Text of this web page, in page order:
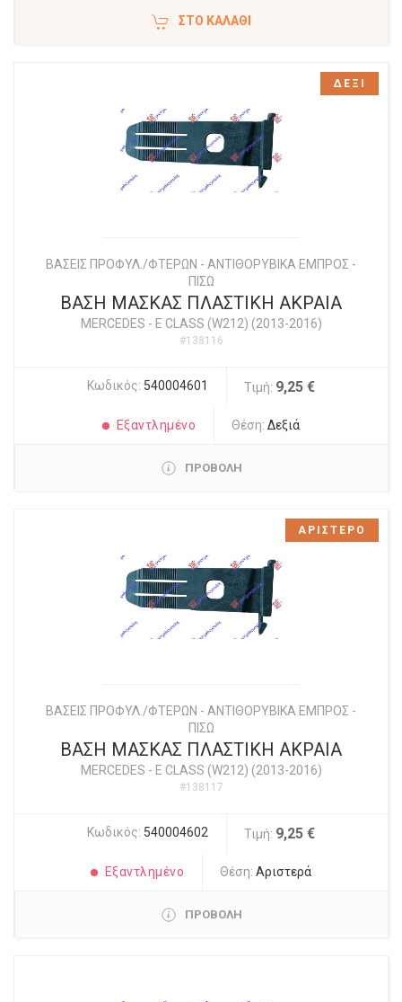
ΣΤΟ ΚΑΛΆΘΙ
ΒΑΣΕΙΣ ΠΡΟΦΥΛ./ΦΤΕΡΩΝ - ΑΝΤΙΘΟΡΥΒΙΚΑ ΕΜΠΡΟΣ -
ΠΙΣΩ
ΒΑΣΗ ΜΑΣΚΑΣ ΠΛΑΣΤΙΚΗ ΑΚΡΑΙΑ
MERCEDES - E CLASS (W212) (2013-2016)
#138116
Κωδικός: 540004601 Τιμή: 9,25 €
Εξαντλημένο Θέση:Δεξιά
ΠΡΟΒΟΛΗ
ΔΕΞΙ
ΒΑΣΕΙΣ ΠΡΟΦΥΛ./ΦΤΕΡΩΝ - ΑΝΤΙΘΟΡΥΒΙΚΑ ΕΜΠΡΟΣ -
ΠΙΣΩ
ΒΑΣΗ ΜΑΣΚΑΣ ΠΛΑΣΤΙΚΗ ΑΚΡΑΙΑ
MERCEDES - E CLASS (W212) (2013-2016)
#138117
Κωδικός: 540004602 Τιμή: 9,25 €
Εξαντλημένο Θέση:Αριστερά
ΠΡΟΒΟΛΗ
ΑΡΙΣΤΕΡΟ